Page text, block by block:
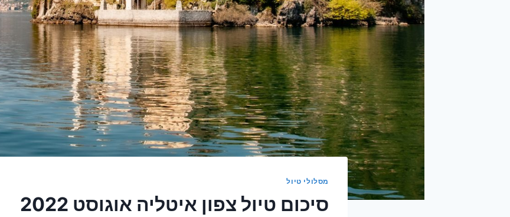
מסלולי טיול
סיכום טיול צפון איטליה אוגוסט 2022